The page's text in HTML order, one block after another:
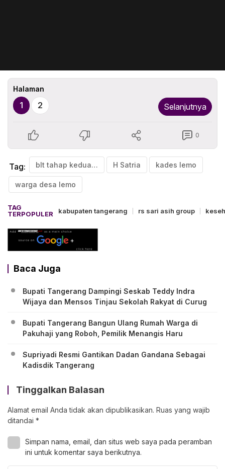
Halaman
1 2 Selanjutnya
0
Tag: blt tahap kedua dana desa H Satria kades lemo
warga desa lemo
TAG
TERPOPULER
kabupaten tangerang rs sari asih group
Baca Juga
Bupati Tangerang Dampingi Seskab Teddy Indra
Wijaya dan Mensos Tinjau Sekolah Rakyat di Curug
Bupati Tangerang Bangun Ulang Rumah Warga di
Pakuhaji yang Roboh, Pemilik Menangis Haru
Supriyadi Resmi Gantikan Dadan Gandana Sebagai
Kadisdik Tangerang
Tinggalkan Balasan
Alamat email Anda tidak akan dipublikasikan. Ruas yang wajib
ditandai *
Simpan nama, email, dan situs web saya pada peramban
ini untuk komentar saya berikutnya.